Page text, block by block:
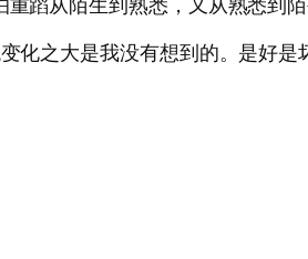
之大是我没有想到的。是好是